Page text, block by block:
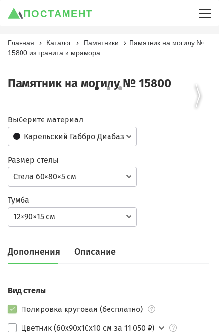
ПОСТАМЕНТ
Главная Каталог Памятники
Памятник на могилу №
15800 из гранита и мрамора
Памятник на могилу № 15800
Карельский Габбро Диабаз
Выберите материал
Стела 60×80×5 см
Размер стелы
12×90×15 см
Тумба
Дополнения Описание
Вид стелы
Полировка круговая (бесплатно)
Цветник (60х90х10х10 см за 11 050 ₽)